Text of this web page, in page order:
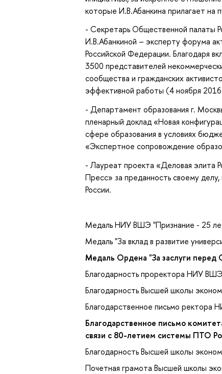
которые И.В.Абанкина прилагает на
- Секретарь Общественной палаты
И.В.Абанкиной – эксперту форума
Российской Федерации. Благодаря
3500 представителей
сообщества и гражданских
эффективной работы (4 ноября 2016
- Департамент образования г.
пленарный доклад «Новая
сфере образования в условиях
«Экспертное сопровождение
- Лауреат проекта «Деловая элита
Пресс» за преданность своему
России.
Медаль НИУ ВШЭ "Признание - 25
Медаль "За вклад в развитие
Медаль Ордена "За заслуги перед
Благодарность проректора НИУ
Благодарность Высшей школы
Благодарственное письмо
Благодарственное письмо
связи с 80-летием системы ПТО
Благодарность Высшей школы
Почетная грамота Высшей школы